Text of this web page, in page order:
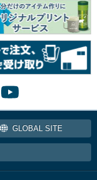
GLOBAL SITE